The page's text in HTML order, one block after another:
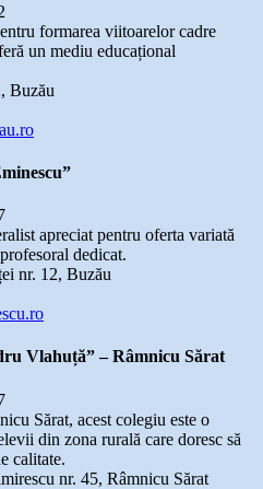
formarea viitoarelor cadre
un mediu educațional
Buzău
apreciat pentru oferta variată
dedicat.
nr. 12, Buzău
Vlahuță” – Râmnicu Sărat
Sărat, acest colegiu este o
din zona rurală care doresc să
calitate.
nr. 45, Râmnicu Sărat